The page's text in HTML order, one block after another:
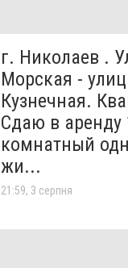
г. Николаев .
Морская -
Кузнечная.
Сдаю в аренду
комнатный
жи...
21:59, 3 серпня